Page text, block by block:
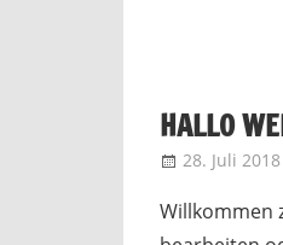
HALLO
28. Juli 2018
Willkommen